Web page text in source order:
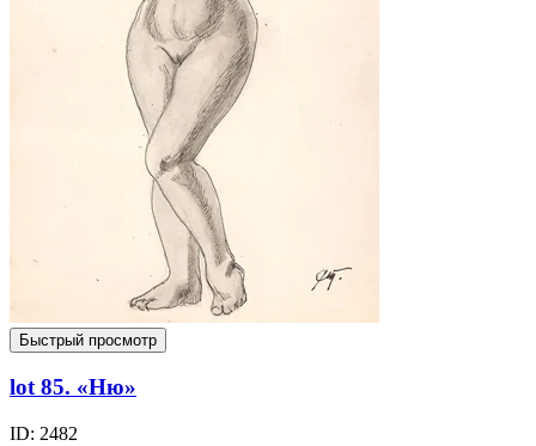
Быстрый просмотр
lot 85. «Ню»
ID: 2482